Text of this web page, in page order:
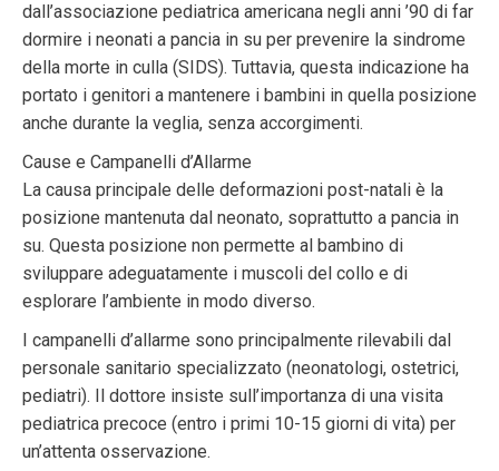
dall’associazione pediatrica americana negli anni ’90 di far
dormire i neonati a pancia in su per prevenire la sindrome
della morte in culla (SIDS). Tuttavia, questa indicazione ha
portato i genitori a mantenere i bambini in quella posizione
anche durante la veglia, senza accorgimenti.
Cause e Campanelli d’Allarme
La causa principale delle deformazioni post-natali è la
posizione mantenuta dal neonato, soprattutto a pancia in
su. Questa posizione non permette al bambino di
sviluppare adeguatamente i muscoli del collo e di
esplorare l’ambiente in modo diverso.
I campanelli d’allarme sono principalmente rilevabili dal
personale sanitario specializzato (neonatologi, ostetrici,
pediatri). Il dottore insiste sull’importanza di una visita
pediatrica precoce (entro i primi 10-15 giorni di vita) per
un’attenta osservazione.